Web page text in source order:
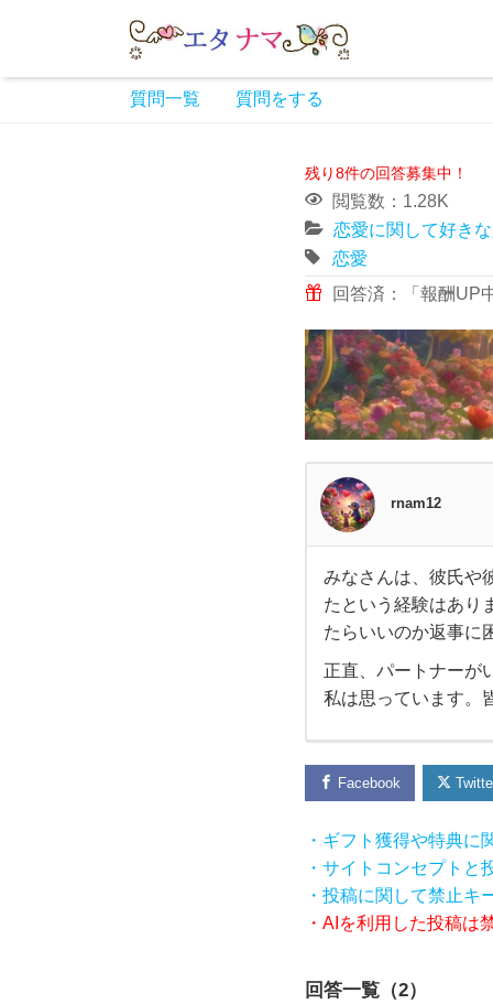
質問一覧 質問をする
残り8件の回答募集中！
閲覧数：1.28K
恋愛に関して好き
恋愛
回答済：「報酬UP
rnam12
み
な
さ
ん
は、
彼氏
や彼
女、
みなさんは、彼氏や
たという経験はあり
たらいいのか返事に
正直、パートナーが
私は思っています。
Facebook
・ギフト獲得や特典に
・サイトコンセプトと
・投稿に関して禁止キ
・AIを利用した投稿は
回答一覧（2）